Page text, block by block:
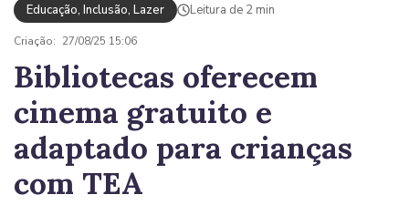
Educação, Inclusão, Lazer Leitura de 2 min
Criação: 27/08/25 15:06
Bibliotecas oferecem
cinema gratuito e
adaptado para crianças
com TEA